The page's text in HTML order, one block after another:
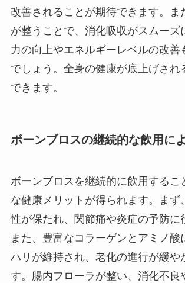
改善されることが期待できます。ま
が整うことで、消化吸収がスムーズ
力の向上やエネルギーレベルの改善
でしょう。全身の健康が底上げされ
できます。
ボーンブロスの継続的な飲用に
ボーンブロスを継続的に飲用するこ
な健康メリットが得られます。まず
性が保たれ、関節痛や炎症の予防に
また、豊富なコラーゲンとアミノ酸
ハリが維持され、老化の進行が緩や
す。腸内フローラが整い、消化不良